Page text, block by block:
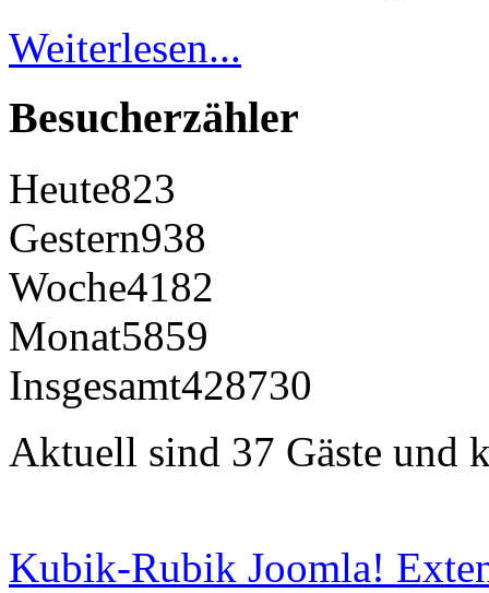
Weiterlesen...
Besucherzähler
Heute823
Gestern938
Woche4182
Monat5859
Insgesamt428730
Aktuell sind 37 Gäste und
Kubik-Rubik Joomla!